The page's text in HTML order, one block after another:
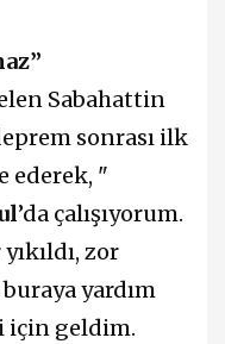
Sabahattin
sonrası ilk
ederek, "
’da çalışıyorum.
zor
yardım
için geldim.